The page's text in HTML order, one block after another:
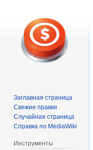
Заглавная страница
Свежие правки
Случайная страница
Справка по MediaWiki
Инструменты